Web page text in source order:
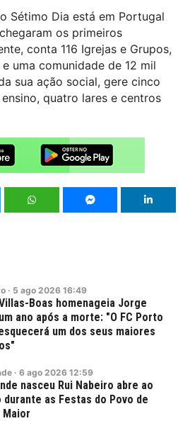
Sétimo Dia está em Portugal
os primeiros
conta 116 Igrejas e Grupos,
uma comunidade de 12 mil
sua ação social, gere cinco
quatro lares e centros
· 5 ago 2026 16:49
Boas homenageia Jorge
ano após a morte: "O FC Porto
um dos seus maiores
· 6 ago 2026 12:59
nasceu Rui Nabeiro abre ao
durante as Festas do Povo de
Maior